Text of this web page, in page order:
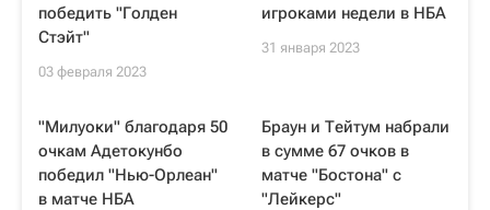
победить "Голден
Стэйт"
03 февраля 2023
игроками недели в НБА
31 января 2023
"Милуоки" благодаря 50
очкам Адетокунбо
победил "Нью-Орлеан"
в матче НБА
Браун и Тейтум набрали
в сумме 67 очков в
матче "Бостона" с
"Лейкерс"